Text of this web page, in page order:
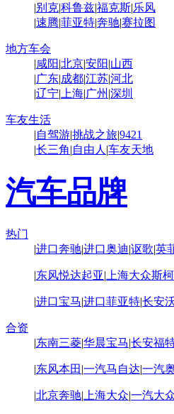
|别克|科鲁兹|福克斯|乐风
|速腾|菲亚特|奔驰|赛拉图
地方车会
|咸阳|北京|安阳|山西
|广东|成都|江苏|河北
|辽宁| 上海|广州 |深圳
车友生活
|自驾游|挑战之旅|9421
|长三角|自由人 |车友天地
汽车品牌
热门
|进口奔驰|进口奥迪|讴歌|英
|东风悦达起亚| 上海大众斯
|进口宝马|进口菲亚特|长安
合资
|东南三菱|华晨宝马|长安福
|东风本田 |一汽马自达|一汽
|北京奔驰| 上海大众|一汽大